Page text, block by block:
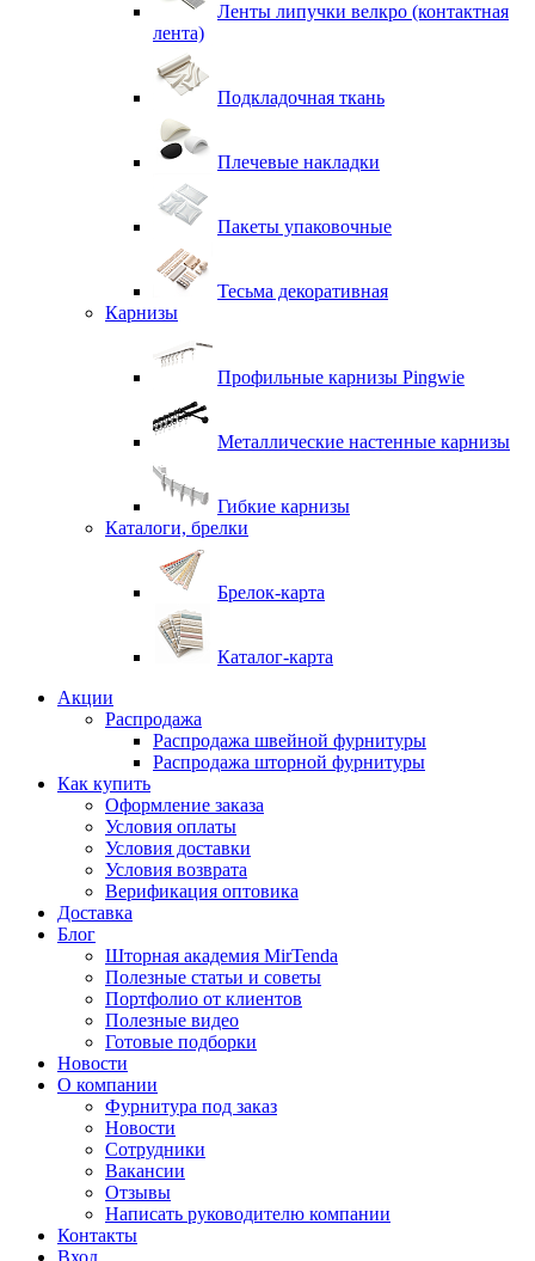
Ленты липучки велкро (контактная
лента)
Подкладочная ткань
Плечевые накладки
Пакеты упаковочные
Тесьма декоративная
Карнизы
Профильные карнизы Pingwie
Металлические настенные карнизы
Гибкие карнизы
Каталоги, брелки
Брелок-карта
Каталог-карта
Акции
Распродажа
Распродажа швейной фурнитуры
Распродажа шторной фурнитуры
Как купить
Оформление заказа
Условия оплаты
Условия доставки
Условия возврата
Верификация оптовика
Доставка
Блог
Шторная академия MirTenda
Полезные статьи и советы
Портфолио от клиентов
Полезные видео
Готовые подборки
Новости
О компании
Фурнитура под заказ
Новости
Сотрудники
Вакансии
Отзывы
Написать руководителю компании
Контакты
Вход